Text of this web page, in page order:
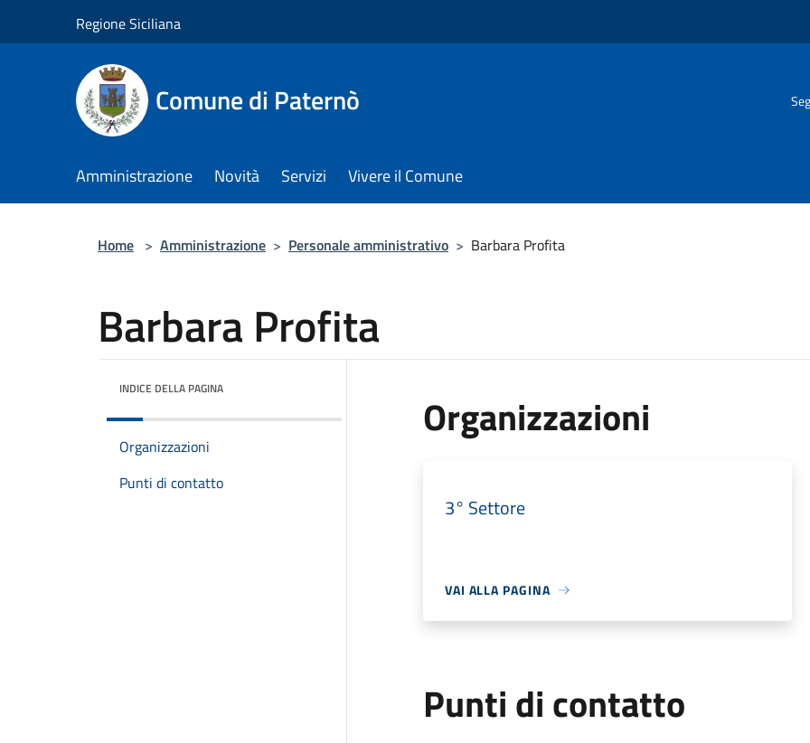
Regione Siciliana
Comune di Paternò
Amministrazione Novità Servizi Vivere il Comune
Home > Amministrazione > Personale amministrativo > Barbara Profita
Barbara Profita
INDICE DELLA PAGINA
Organizzazioni
Punti di contatto
Organizzazioni
3° Settore
VAI ALLA PAGINA
Punti di contatto